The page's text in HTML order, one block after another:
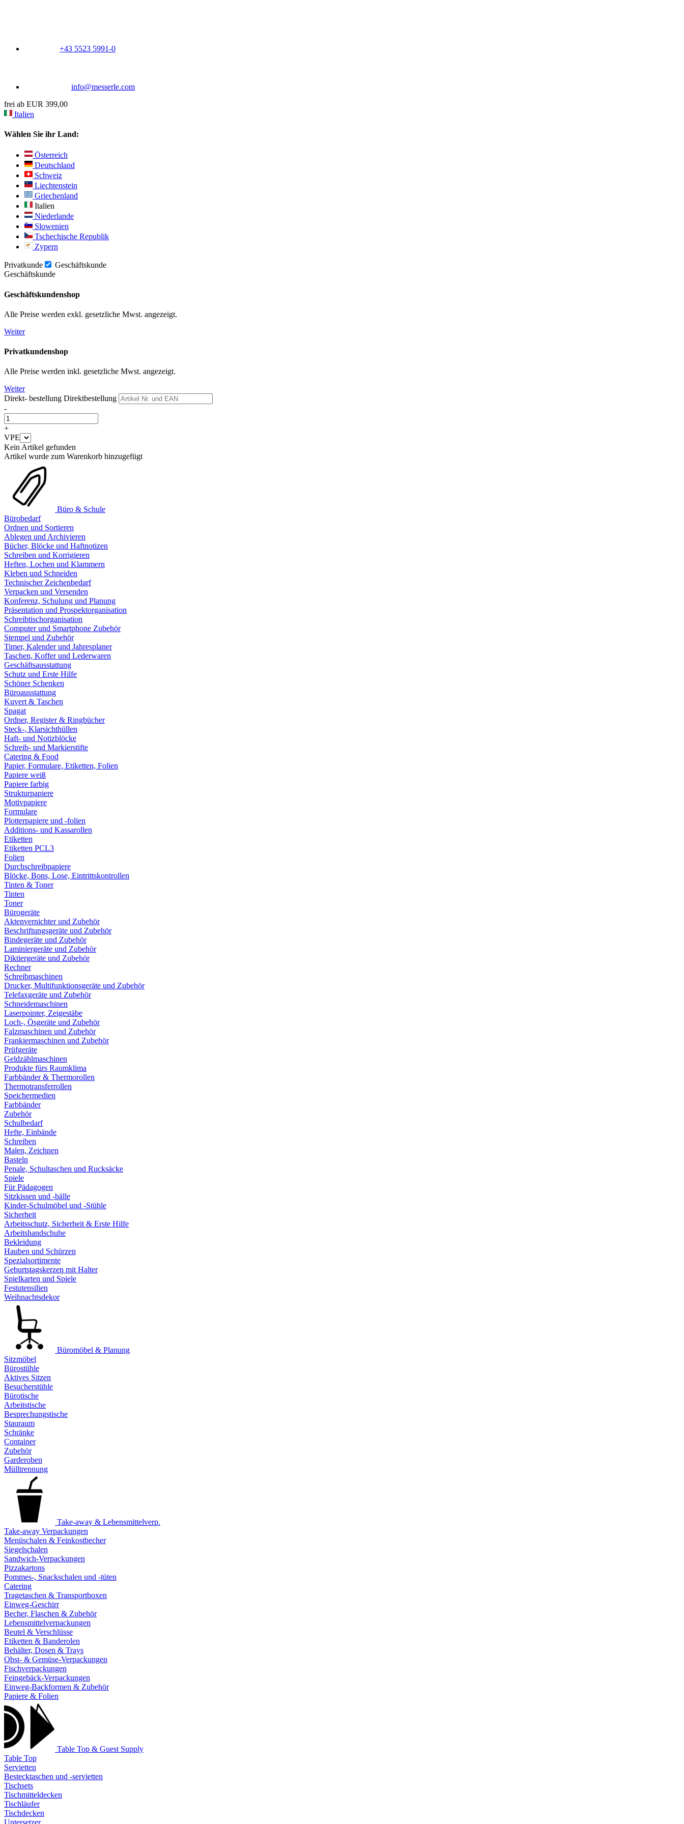
+43 5523 5991-0
info@messerle.com
frei ab EUR 399,00
Italien
Wählen Sie ihr Land:
Österreich
Deutschland
Schweiz
Liechtenstein
Griechenland
Italien
Niederlande
Slowenien
Tschechische Republik
Zypern
Privatkunde
Geschäftskunde
Geschäftskunde
Geschäftskundenshop
Alle Preise werden exkl. gesetzliche Mwst. angezeigt.
Weiter
Privatkundenshop
Alle Preise werden inkl. gesetzliche Mwst. angezeigt.
Weiter
Direkt- bestellung Direktbestellung
-
+
VPE
Kein Artikel gefunden
Artikel wurde zum Warenkorb hinzugefügt
Büro & Schule
Bürobedarf
Ordnen und Sortieren
Ablegen und Archivieren
Bücher, Blöcke und Haftnotizen
Schreiben und Korrigieren
Heften, Lochen und Klammern
Kleben und Schneiden
Technischer Zeichenbedarf
Verpacken und Versenden
Konferenz, Schulung und Planung
Präsentation und Prospektorganisation
Schreibtischorganisation
Computer und Smartphone Zubehör
Stempel und Zubehör
Timer, Kalender und Jahresplaner
Taschen, Koffer und Lederwaren
Geschäftsausstattung
Schutz und Erste Hilfe
Schöner Schenken
Büroausstattung
Kuvert & Taschen
Spagat
Ordner, Register & Ringbücher
Steck-, Klarsichthüllen
Haft- und Notizblöcke
Schreib- und Markierstifte
Catering & Food
Papier, Formulare, Etiketten, Folien
Papiere weiß
Papiere farbig
Strukturpapiere
Motivpapiere
Formulare
Plotterpapiere und -folien
Additions- und Kassarollen
Etiketten
Etiketten PCL3
Folien
Durchschreibpapiere
Blöcke, Bons, Lose, Eintrittskontrollen
Tinten & Toner
Tinten
Toner
Bürogeräte
Aktenvernichter und Zubehör
Beschriftungsgeräte und Zubehör
Bindegeräte und Zubehör
Laminiergeräte und Zubehör
Diktiergeräte und Zubehör
Rechner
Schreibmaschinen
Drucker, Multifunktionsgeräte und Zubehör
Telefaxgeräte und Zubehör
Schneidemaschinen
Laserpointer, Zeigestäbe
Loch-, Ösgeräte und Zubehör
Falzmaschinen und Zubehör
Frankiermaschinen und Zubehör
Prüfgeräte
Geldzählmaschinen
Produkte fürs Raumklima
Farbbänder & Thermorollen
Thermotransferrollen
Speichermedien
Farbbänder
Zubehör
Schulbedarf
Hefte, Einbände
Schreiben
Malen, Zeichnen
Basteln
Penale, Schultaschen und Rucksäcke
Spiele
Für Pädagogen
Sitzkissen und -bälle
Kinder-Schulmöbel und -Stühle
Sicherheit
Arbeitsschutz, Sicherheit & Erste Hilfe
Arbeitshandschuhe
Bekleidung
Hauben und Schürzen
Spezialsortimente
Geburtstagskerzen mit Halter
Spielkarten und Spiele
Festutensilien
Weihnachtsdekor
Büromöbel & Planung
Sitzmöbel
Bürostühle
Aktives Sitzen
Besucherstühle
Bürotische
Arbeitstische
Besprechungstische
Stauraum
Schränke
Container
Zubehör
Garderoben
Mülltrennung
Take-away & Lebensmittelverp.
Take-away Verpackungen
Menüschalen & Feinkostbecher
Siegelschalen
Sandwich-Verpackungen
Pizzakartons
Pommes-, Snackschalen und -tüten
Catering
Tragetaschen & Transportboxen
Einweg-Geschirr
Becher, Flaschen & Zubehör
Lebensmittelverpackungen
Beutel & Verschlüsse
Etiketten & Banderolen
Behälter, Dosen & Trays
Obst- & Gemüse-Verpackungen
Fischverpackungen
Feingebäck-Verpackungen
Einweg-Backformen & Zubehör
Papiere & Folien
Table Top & Guest Supply
Table Top
Servietten
Bestecktaschen und -servietten
Tischsets
Tischmitteldecken
Tischläufer
Tischdecken